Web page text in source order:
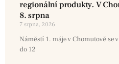
regionální produkty. V
8. srpna
7 srpna, 2026
Náměstí 1. máje v Chomutově se
do 12